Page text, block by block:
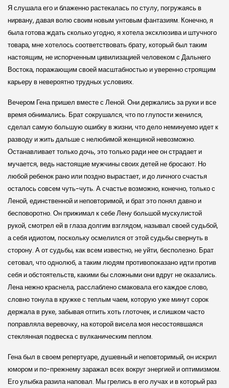
Я слушала его и блаженно растекалась по стулу, погружаясь в
нирвану, давая волю своим новым унтовым фантазиям. Конечно, я
была готова ждать сколько угодно, я хотела эксклюзива и штучного
товара, мне хотелось соответствовать брату, который был таким
настоящим, не испорченным цивилизацией человеком с Дальнего
Востока, поражающим своей масштабностью и уверенно строящим
карьеру в невероятно трудных условиях.
Вечером Гена пришел вместе с Леной. Они держались за руки и все
время обнимались. Брат сокрушался, что по глупости женился,
сделал самую большую ошибку в жизни, что дело неминуемо идет к
разводу и жить дальше с нелюбимой женщиной невозможно.
Останавливает только дочь, это только ради нее он страдает и
мучается, ведь настоящие мужчины своих детей не бросают. Но
любой ребенок рано или поздно вырастает, и до личного счастья
осталось совсем чуть-чуть. А счастье возможно, конечно, только с
Леной, единственной и неповторимой, и брат это понял давно и
бесповоротно. Он прижимал к себе Лену большой мускулистой
рукой, смотрел ей в глаза долгим взглядом, называл своей судьбой,
а себя идиотом, поскольку осмелился от этой судьбы свернуть в
сторону. А от судьбы, как всем известно, не уйти, бесполезно. Брат
сетовал, что однолюб, а таким людям противопоказано идти против
себя и обстоятельств, какими бы сложными они вдруг не оказались.
Лена нежно краснела, расслаблено смаковала его каждое слово,
словно тонула в кружке с теплым чаем, которую уже минут сорок
держала в руке, забывая отпить хоть глоточек, и слишком часто
поправляла веревочку, на которой висела моя несостоявшаяся
стеклянная подвеска с вулканическим пеплом.
Гена был в своем репертуаре, душевный и неповторимый, он искрил
юмором и по-прежнему заражал всех вокруг энергией и оптимизмом.
Его улыбка разила наповал. Мы грелись в его лучах и в который раз